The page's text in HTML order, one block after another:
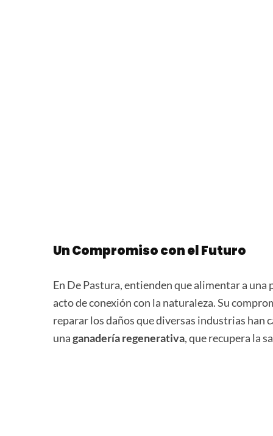
Un Compromiso con el Futuro
En De Pastura, entienden que alimentar a
acto de conexión con la naturaleza. Su
reparar los daños que diversas industrias han
unaganadería regenerativa, que recupera la